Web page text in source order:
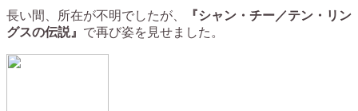
長い間、所在が不明でしたが、
『シャン・チー／テン・リン
グスの伝説』 で再び姿を見せました。